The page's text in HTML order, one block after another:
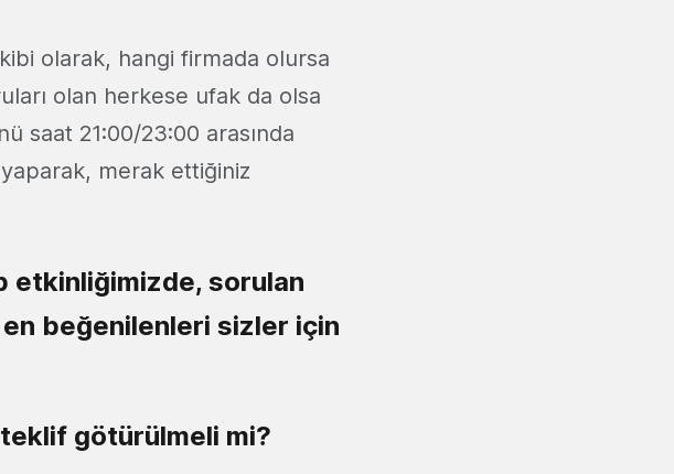
olarak, hangi firmada olursa
olan herkese ufak da olsa
saat 21:00/23:00 arasında
yaparak, merak ettiğiniz
etkinliğimizde, sorulan
beğenilenleri sizler için
götürülmeli mi?